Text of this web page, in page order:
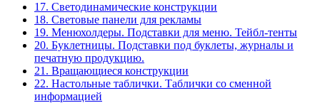
17. Светодинамические конструкции
18. Световые панели для рекламы
19. Менюхолдеры. Подставки для меню. Тейбл-тенты
20. Буклетницы. Подставки под буклеты, журналы и
печатную продукцию.
21. Вращающиеся конструкции
22. Настольные таблички. Таблички со сменной
информацией